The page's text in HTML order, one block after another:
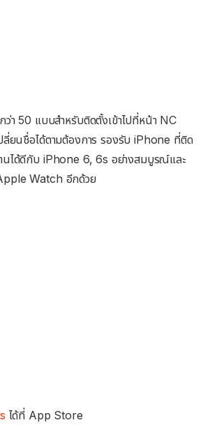
ว่า 50 แบบสำหรับติดตั้งเข้าไปที่หน้า NC
ลี่ยนชื่อได้ตามต้องการ รองรับ iPhone ที่ติด
นได้ดีกับ iPhone 6, 6s อย่างสมบูรณ์และ
Watch อีกด้วย
ได้ที่ App Store